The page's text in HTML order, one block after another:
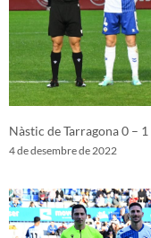
Nàstic de Tarragona 0 – 1
4 de desembre de 2022